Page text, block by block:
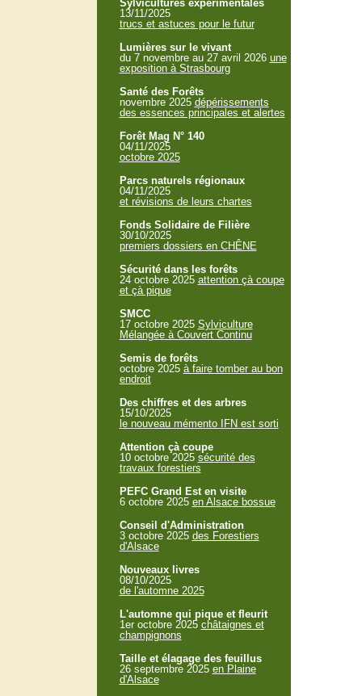
Sylvicultures expérimentales
13/11/2025
trucs et astuces pour le futur
Lumières sur le vivant
du 7 novembre au 27 avril 2026 une
exposition à Strasbourg
Santé des Forêts
novembre 2025 dépérissements
des essences principales et alertes
Forêt Mag N° 140
04/11/2025
octobre 2025
Parcs naturels régionaux
04/11/2025
et révisions de leurs chartes
Fonds Solidaire de Filière
30/10/2025
premiers dossiers en CHÊNE
Sécurité dans les forêts
24 octobre 2025 attention çà coupe
et çà pique
SMCC
17 octobre 2025 Sylviculture
Mélangée à Couvert Continu
Semis de forêts
octobre 2025 à faire tomber au bon
endroit
Des chiffres et des arbres
15/10/2025
le nouveau mémento IFN est sorti
Attention çà coupe
10 octobre 2025 sécurité des
travaux forestiers
PEFC Grand Est en visite
6 octobre 2025 en Alsace bossue
Conseil d'Administration
3 octobre 2025 des Forestiers
d'Alsace
Nouveaux livres
08/10/2025
de l'automne 2025
L'automne qui pique et fleurit
1er octobre 2025 châtaignes et
champignons
Taille et élagage des feuillus
26 septembre 2025 en Plaine
d'Alsace